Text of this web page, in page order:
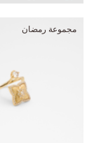
مجموعة رمضان